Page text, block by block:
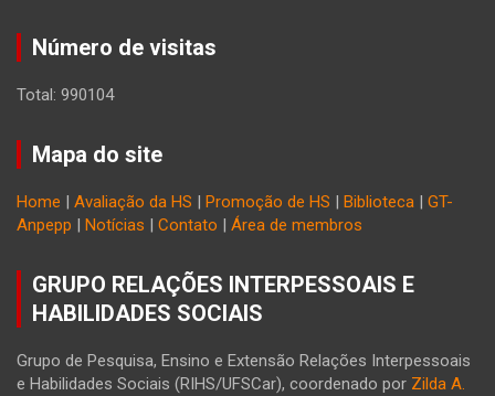
Número de visitas
Total: 990104
Mapa do site
Home Avaliação da HS Promoção de HS Biblioteca
GT-
Anpepp
Notícias Contato Área de membros
GRUPO RELAÇÕES INTERPESSOAIS E
HABILIDADES SOCIAIS
Grupo de Pesquisa, Ensino e Extensão Relações Interpessoais
e Habilidades Sociais (RIHS/UFSCar), coordenado por Zilda A.